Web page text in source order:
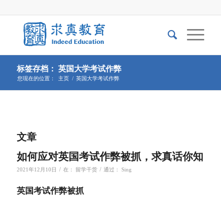
标签存档： 英国大学考试作弊
您现在的位置： 主页 / 英国大学考试作弊
文章
如何应对英国考试作弊被抓，求真话你知
2021年12月10日 / 在： 留学干货 / 通过： Sing
英国考试作弊被抓